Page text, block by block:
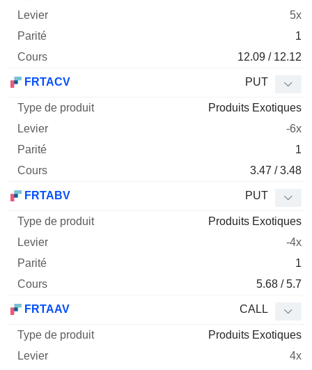
5x
1
12.09 / 12.12
FRTACV PUT
Produits Exotiques
-6x
1
3.47 / 3.48
FRTABV PUT
Produits Exotiques
-4x
1
5.68 / 5.7
FRTAAV CALL
Produits Exotiques
4x